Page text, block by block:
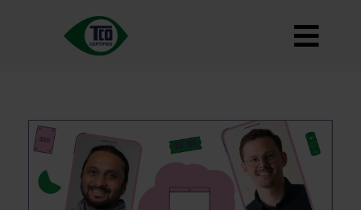
切
导
航
如何使用
路线图
Product Finder